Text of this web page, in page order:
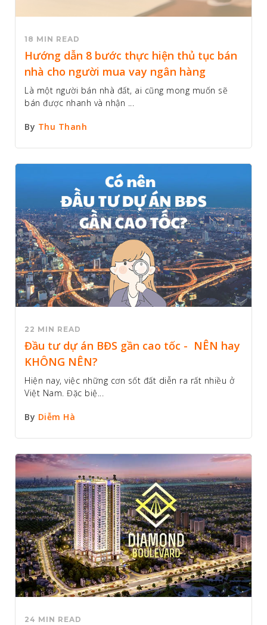
18 MIN READ
Hướng dẫn 8 bước thực hiện thủ tục bán
nhà cho người mua vay ngân hàng
Là một người bán nhà đất, ai cũng mong muốn sẽ
bán được nhanh và nhận ...
By Thu Thanh
22 MIN READ
Đầu tư dự án BĐS gần cao tốc - NÊN hay
KHÔNG NÊN?
Hiện nay, việc những cơn sốt đất diễn ra rất nhiều ở
Việt Nam. Đặc biệ...
By Diễm Hà
24 MIN READ